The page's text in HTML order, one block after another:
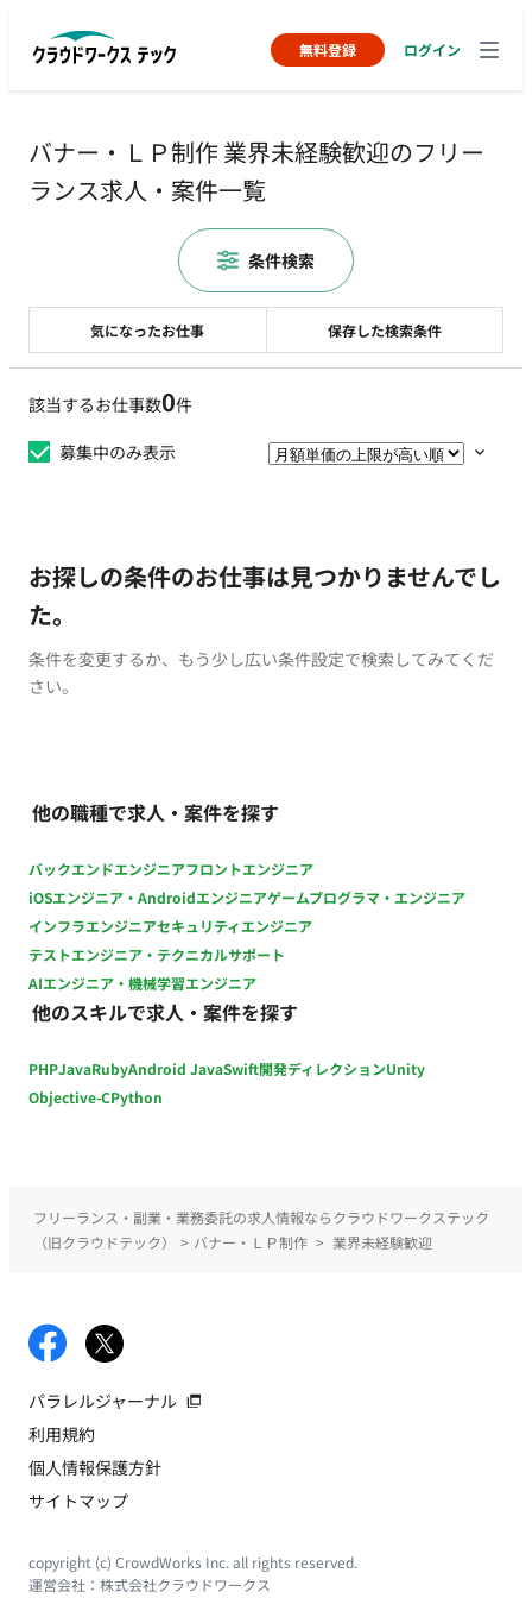
無料登録 ログイン
バナー・ＬＰ制作 業界未経験歓迎のフリー
ランス求人・案件一覧
該当するお仕事数0件
募集中のみ表示
お探しの条件のお仕事は見つかりませんでし
た。
条件を変更するか、もう少し広い条件設定で検索してみてくだ
さい。
他の職種で求人・案件を探す
バックエンドエンジニアフロントエンジニア
iOSエンジニア・Androidエンジニアゲームプログラマ・エンジニア
インフラエンジニアセキュリティエンジニア
テストエンジニア・テクニカルサポート
AIエンジニア・機械学習エンジニア
他のスキルで求人・案件を探す
PHPJavaRubyAndroid JavaSwift開発ディレクションUnity
Objective-CPython
気になったお仕事 保存した検索条件
条件検索
フリーランス・副業・業務委託の求人情報ならクラウドワークステック
（旧クラウドテック）
> バナー・ＬＰ制作 > 業界未経験歓迎
パラレルジャーナル
利用規約
個人情報保護方針
サイトマップ
copyright (c) CrowdWorks Inc. all rights reserved.
運営会社： 株式会社クラウドワークス